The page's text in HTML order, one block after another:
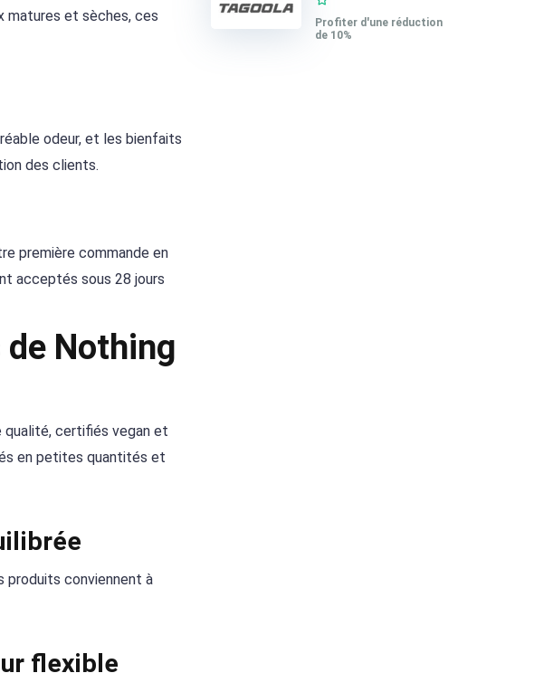
matures et sèches, ces
odeur, et les bienfaits
des clients.
première commande en
acceptés sous 28 jours
Nothing
qualité, certifiés vegan et
en petites quantités et
produits conviennent à
flexible
Profiter d'une réduction
de 10%